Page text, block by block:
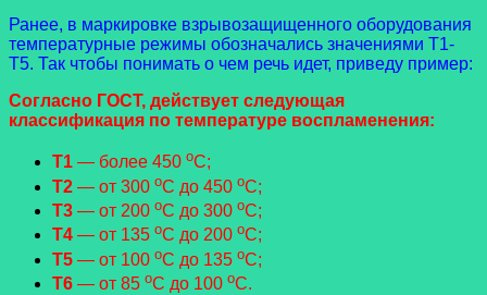
Ранее, в маркировке взрывозащищенного оборудования
температурные режимы обозначались значениями Т1-
Т5. Так чтобы понимать о чем речь идет, приведу пример:
Согласно ГОСТ, действует следующая
классификация по температуре воспламенения:
Т1 — более 450 oС;
Т2 — от 300 oС до 450 oС;
Т3 — от 200 oС до 300 oС;
Т4 — от 135 oС до 200 oС;
Т5 — от 100 oС до 135 oС;
Т6 — от 85 oС до 100 oС.